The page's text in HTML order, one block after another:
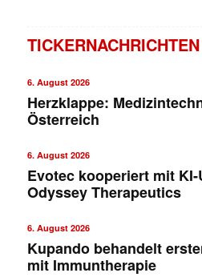
TICKERNACHRICHTEN
6. August 2026
Herzklappe:
Österreich
6. August 2026
Evotec kooperiert mit
Odyssey Therapeutics
6. August 2026
Kupando behandelt
mit Immuntherapie